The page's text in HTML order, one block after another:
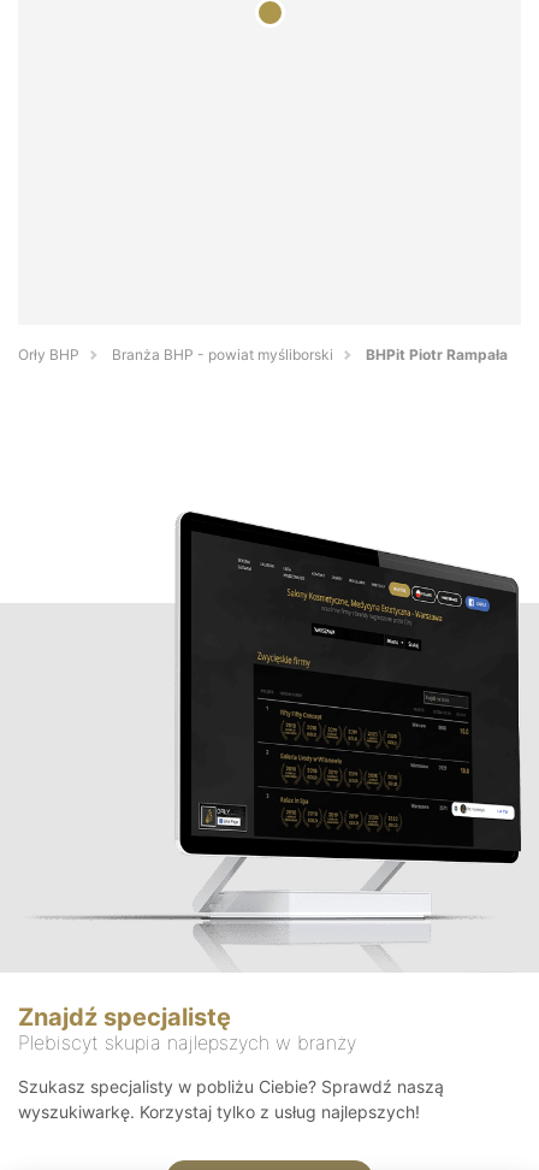
Orły BHP Branża BHP - powiat myśliborski BHPit Piotr Rampała
Znajdź specjalistę
Plebiscyt skupia najlepszych w branży
Szukasz specjalisty w pobliżu Ciebie? Sprawdź naszą
wyszukiwarkę. Korzystaj tylko z usług najlepszych!